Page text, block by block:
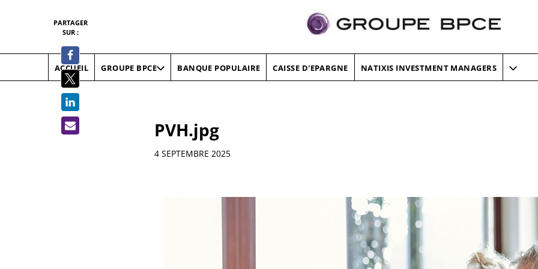
ACCUEIL GROUPE BPCE BANQUE POPULAIRE CAISSE D'EPARGNE NATIXIS INVESTMENT MANAGERS
PVH.jpg
Informations
4 SEPTEMBRE 2025
PARTAGER
SUR :